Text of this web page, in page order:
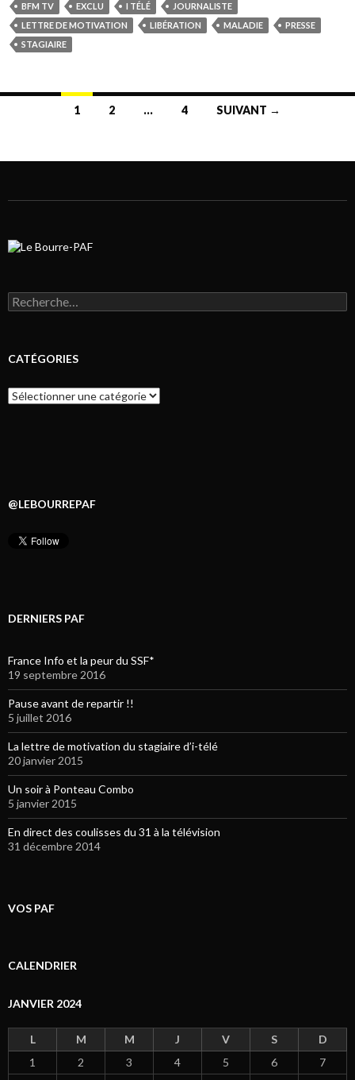
BFM TV EXCLU I TÉLÉ
JOURNALISTE
LETTRE DE MOTIVATION
LIBÉRATION MALADIE
PRESSE
STAGIAIRE
1 2 … 4 SUIVANT →
Rechercher :
CATÉGORIES
Catégories
@LEBOURREPAF
DERNIERS PAF
France Info et la peur du SSF*
19 septembre 2016
Pause avant de repartir !!
5 juillet 2016
La lettre de motivation du stagiaire d’i-télé
20 janvier 2015
Un soir à Ponteau Combo
5 janvier 2015
En direct des coulisses du 31 à la télévision
31 décembre 2014
VOS PAF
CALENDRIER
JANVIER 2024
L M M J V S
D
1
2 3 4 5 6
7